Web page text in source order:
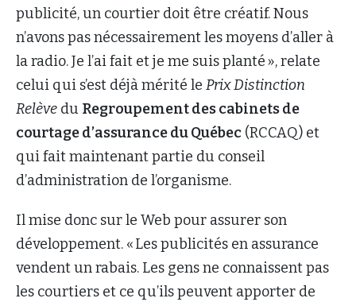
publicité, un courtier doit être créatif. Nous
n’avons pas nécessairement les moyens d’aller à
la radio. Je l’ai fait et je me suis planté », relate
celui qui s’est déjà mérité le Prix Distinction
Relève du Regroupement des cabinets de
courtage d’assurance du Québec (RCCAQ) et
qui fait maintenant partie du conseil
d’administration de l’organisme.
Il mise donc sur le Web pour assurer son
développement. « Les publicités en assurance
vendent un rabais. Les gens ne connaissent pas
les courtiers et ce qu’ils peuvent apporter de